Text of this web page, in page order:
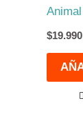
$19.990